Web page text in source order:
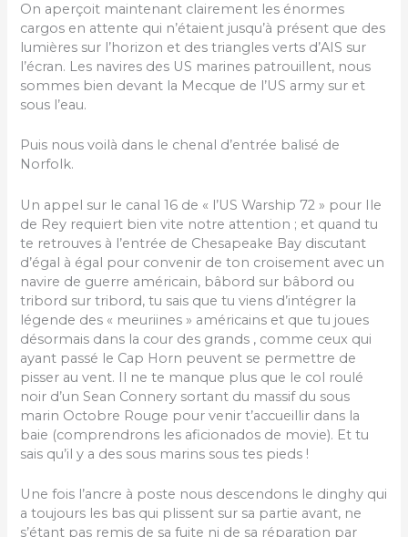
On aperçoit maintenant clairement les énormes
cargos en attente qui n’étaient jusqu’à présent que des
lumières sur l’horizon et des triangles verts d’AIS sur
l’écran. Les navires des US marines patrouillent, nous
sommes bien devant la Mecque de l’US army sur et
sous l’eau.
Puis nous voilà dans le chenal d’entrée balisé de
Norfolk.
Un appel sur le canal 16 de « l’US Warship 72 » pour Ile
de Rey requiert bien vite notre attention ; et quand tu
te retrouves à l’entrée de Chesapeake Bay discutant
d’égal à égal pour convenir de ton croisement avec un
navire de guerre américain, bâbord sur bâbord ou
tribord sur tribord, tu sais que tu viens d’intégrer la
légende des « meuriines » américains et que tu joues
désormais dans la cour des grands , comme ceux qui
ayant passé le Cap Horn peuvent se permettre de
pisser au vent. Il ne te manque plus que le col roulé
noir d’un Sean Connery sortant du massif du sous
marin Octobre Rouge pour venir t’accueillir dans la
baie (comprendrons les aficionados de movie). Et tu
sais qu’il y a des sous marins sous tes pieds !
Une fois l’ancre à poste nous descendons le dinghy qui
a toujours les bas qui plissent sur sa partie avant, ne
s’étant pas remis de sa fuite ni de sa réparation par